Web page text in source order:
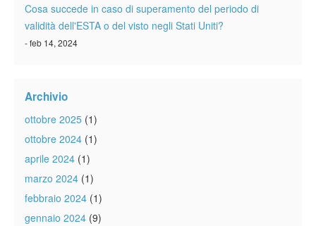
Cosa succede in caso di superamento del periodo di
validità dell'ESTA o del visto negli Stati Uniti?
- feb 14, 2024
Archivio
ottobre 2025 (1)
ottobre 2024 (1)
aprile 2024 (1)
marzo 2024 (1)
febbraio 2024 (1)
gennaio 2024 (9)